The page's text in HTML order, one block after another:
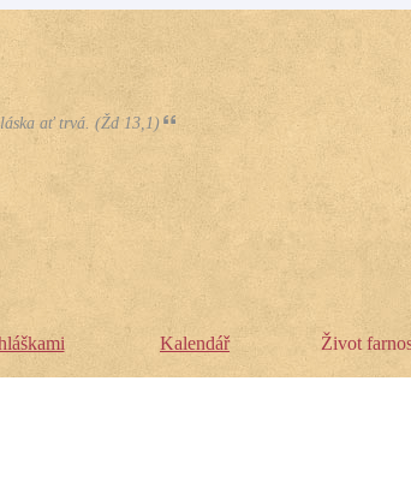
ať trvá. (Žd 13,1)
Kalendář Život